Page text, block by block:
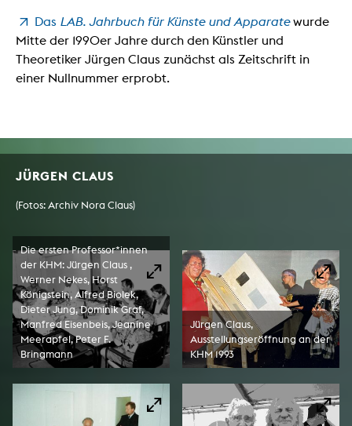
Das LAB. Jahrbuch für Künste und Apparate wurde
Mitte der 1990er Jahre durch den Künstler und
Theoretiker Jürgen Claus zunächst als Zeitschrift in
einer Nullnummer erprobt.
JÜRGEN CLAUS
(Fotos: Archiv Nora Claus)
Die ersten Professor*innen
der KHM: Jürgen Claus ,
Werner Nekes, Horst
Königstein, Alfred Biolek,
Dieter Jung, Dominik Graf,
Manfred Eisenbeis, Jeanine
Meerapfel, Peter F.
Bringmann
Jürgen Claus,
Ausstellungseröffnung an der
KHM 1993